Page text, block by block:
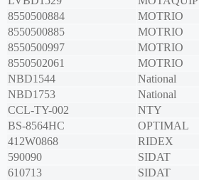
8550500884
MOTRIO
8550500885
MOTRIO
8550500997
MOTRIO
8550502061
MOTRIO
NBD1544
National
NBD1753
National
CCL-TY-002
NTY
BS-8564HC
OPTIMAL
412W0868
RIDEX
590090
SIDAT
610713
SIDAT